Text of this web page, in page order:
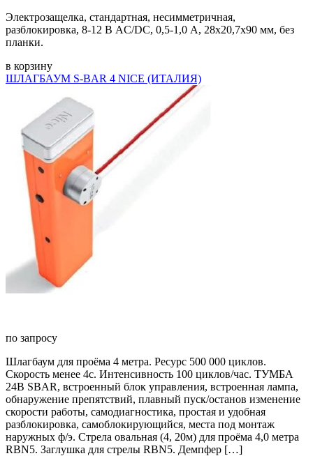
Электрозащелка, стандартная, несимметричная,
разблокировка, 8-12 В AC/DC, 0,5-1,0 А, 28х20,7х90 мм, без
планки.
в корзину
ШЛАГБАУМ S-BAR 4 NICE (ИТАЛИЯ)
по запросу
Шлагбаум для проёма 4 метра. Ресурс 500 000 циклов.
Скорость менее 4с. Интенсивность 100 циклов/час. ТУМБА
24В SBAR, встроенный блок управления, встроенная лампа,
обнаружение препятствий, плавный пуск/останов изменение
скорости работы, самодиагностика, простая и удобная
разблокировка, самоблокирующийся, места под монтаж
наружных ф/э. Стрела овальная (4, 20м) для проёма 4,0 метра
RBN5. Заглушка для стрелы RBN5. Демпфер […]